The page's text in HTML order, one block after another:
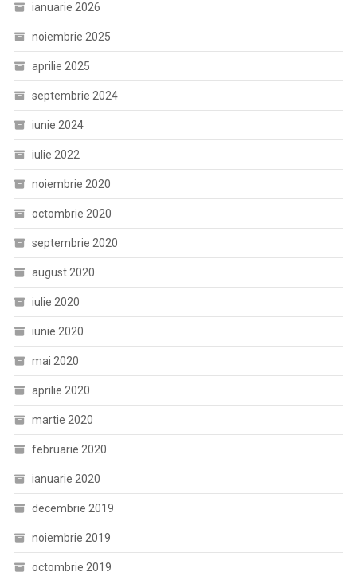
ianuarie 2026
noiembrie 2025
aprilie 2025
septembrie 2024
iunie 2024
iulie 2022
noiembrie 2020
octombrie 2020
septembrie 2020
august 2020
iulie 2020
iunie 2020
mai 2020
aprilie 2020
martie 2020
februarie 2020
ianuarie 2020
decembrie 2019
noiembrie 2019
octombrie 2019